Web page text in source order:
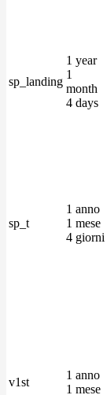
sp_landing
1 year
1
month
4 days
sp_t
1 anno
1 mese
4 giorni
v1st
1 anno
1 mese